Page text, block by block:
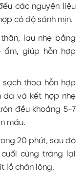
các nguyên liệu
có độ sánh mịn.
lau nhẹ bằng
giúp hỗn hợp
thoa hỗn hợp
da và kết hợp nhẹ
đều khoảng 5-7
máu.
20 phút, sau đó
cùng tráng lại
lỗ chân lông.